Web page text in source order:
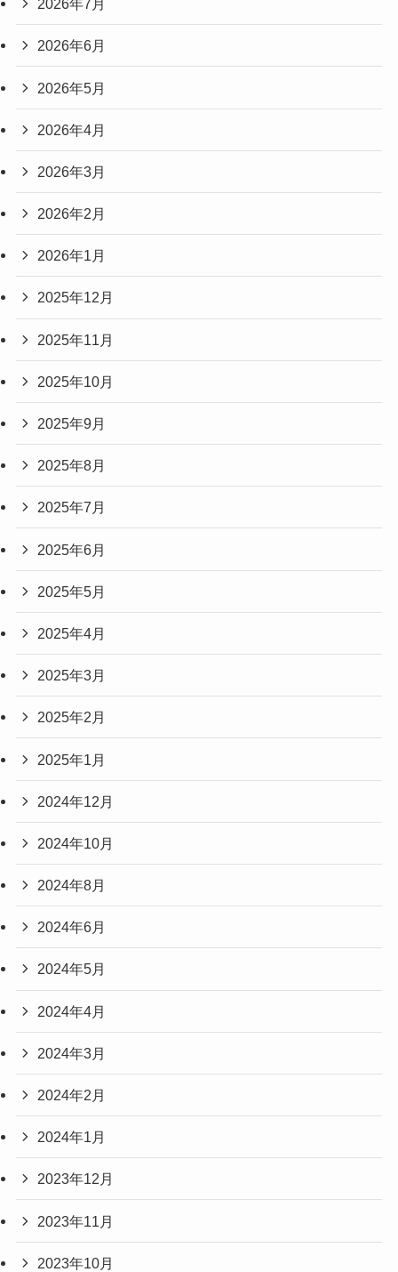
2026年7月
2026年6月
2026年5月
2026年4月
2026年3月
2026年2月
2026年1月
2025年12月
2025年11月
2025年10月
2025年9月
2025年8月
2025年7月
2025年6月
2025年5月
2025年4月
2025年3月
2025年2月
2025年1月
2024年12月
2024年10月
2024年8月
2024年6月
2024年5月
2024年4月
2024年3月
2024年2月
2024年1月
2023年12月
2023年11月
2023年10月